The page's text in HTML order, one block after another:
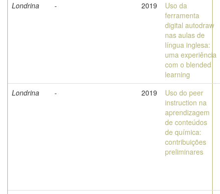
Londrina
- 2019
Uso da
ferramenta
digital autodraw
nas aulas de
língua inglesa:
uma experiência
com o blended
learning
Londrina
- 2019
Uso do peer
instruction na
aprendizagem
de conteúdos
de química:
contribuições
preliminares